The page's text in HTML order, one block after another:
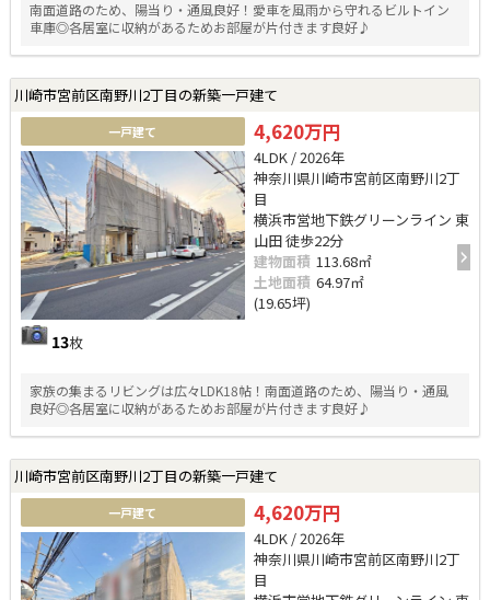
南面道路のため、陽当り・通風良好！愛車を風雨から守れるビルトイン
車庫◎各居室に収納があるためお部屋が片付きます良好♪
川崎市宮前区南野川2丁目の新築一戸建て
一戸建て
13枚
4,620万円
4LDK / 2026年
神奈川県川崎市宮前区南野川2丁
目
横浜市営地下鉄グリーンライン 東
山田 徒歩22分
建物面積 113.68㎡
土地面積 64.97㎡
(19.65坪)
家族の集まるリビングは広々LDK18帖！南面道路のため、陽当り・通風
良好◎各居室に収納があるためお部屋が片付きます良好♪
川崎市宮前区南野川2丁目の新築一戸建て
一戸建て 4,620万円
4LDK / 2026年
神奈川県川崎市宮前区南野川2丁
目